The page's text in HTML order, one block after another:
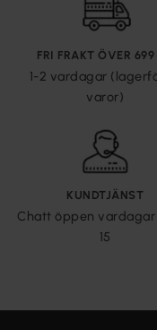
FRI FRAKT ÖVER 699
1-2 vardagar
varor)
KUNDTJÄNST
Chatt öppen vardagar
15